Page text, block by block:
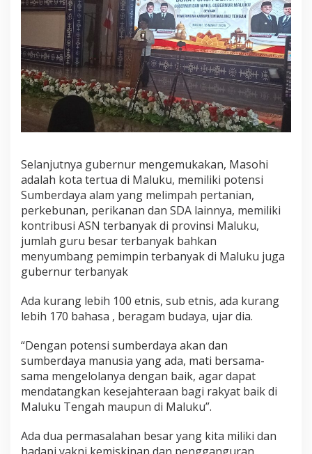
Selanjutnya gubernur mengemukakan, Masohi
adalah kota tertua di Maluku, memiliki potensi
Sumberdaya alam yang melimpah pertanian,
perkebunan, perikanan dan SDA lainnya, memiliki
kontribusi ASN terbanyak di provinsi Maluku,
jumlah guru besar terbanyak bahkan
menyumbang pemimpin terbanyak di Maluku juga
gubernur terbanyak
Ada kurang lebih 100 etnis, sub etnis, ada kurang
lebih 170 bahasa , beragam budaya, ujar dia.
“Dengan potensi sumberdaya akan dan
sumberdaya manusia yang ada, mati bersama-
sama mengelolanya dengan baik, agar dapat
mendatangkan kesejahteraan bagi rakyat baik di
Maluku Tengah maupun di Maluku”.
Ada dua permasalahan besar yang kita miliki dan
hadapi yakni kemiskinan dan pengganguran